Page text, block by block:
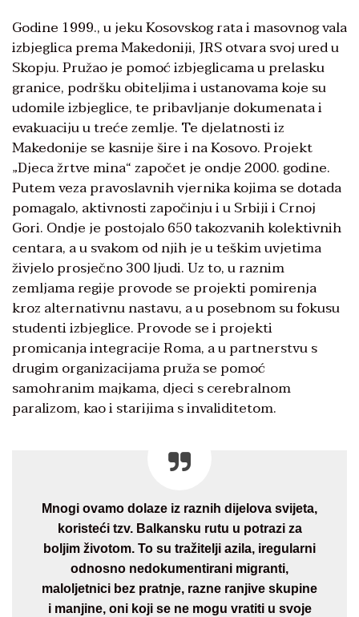
Godine 1999., u jeku Kosovskog rata i masovnog vala
izbjeglica prema Makedoniji, JRS otvara svoj ured u
Skopju. Pružao je pomoć izbjeglicama u prelasku
granice, podršku obiteljima i ustanovama koje su
udomile izbjeglice, te pribavljanje dokumenata i
evakuaciju u treće zemlje. Te djelatnosti iz
Makedonije se kasnije šire i na Kosovo. Projekt
„Djeca žrtve mina“ započet je ondje 2000. godine.
Putem veza pravoslavnih vjernika kojima se dotada
pomagalo, aktivnosti započinju i u Srbiji i Crnoj
Gori. Ondje je postojalo 650 takozvanih kolektivnih
centara, a u svakom od njih je u teškim uvjetima
živjelo prosječno 300 ljudi. Uz to, u raznim
zemljama regije provode se projekti pomirenja
kroz alternativnu nastavu, a u posebnom su fokusu
studenti izbjeglice. Provode se i projekti
promicanja integracije Roma, a u partnerstvu s
drugim organizacijama pruža se pomoć
samohranim majkama, djeci s cerebralnom
paralizom, kao i starijima s invaliditetom.
Mnogi ovamo dolaze iz raznih dijelova svijeta,
koristeći tzv. Balkansku rutu u potrazi za
boljim životom. To su tražitelji azila, iregularni
odnosno nedokumentirani migranti,
maloljetnici bez pratnje, razne ranjive skupine
i manjine, oni koji se ne mogu vratiti u svoje